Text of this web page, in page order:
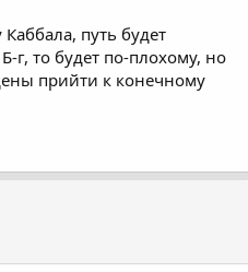
путь будет
г, то будет по-плохому, но
прийти к конечному